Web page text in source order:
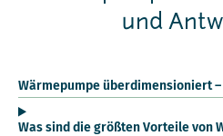
und
Wärmepumpe überdimensioniert
Was sind die größten Vorteile von